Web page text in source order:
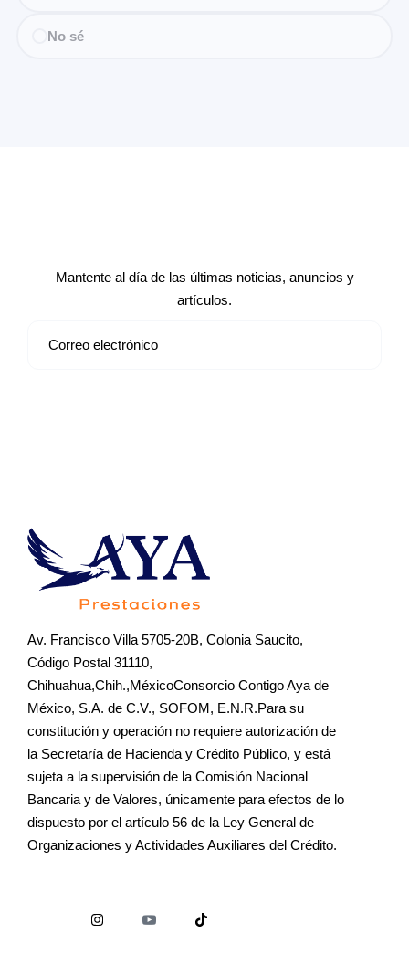
No sé
Mantente al día de las últimas noticias, anuncios y
artículos.
Av. Francisco Villa 5705-20B, Colonia Saucito,
Código Postal 31110,
Chihuahua,Chih.,MéxicoConsorcio Contigo Aya de
México, S.A. de C.V., SOFOM, E.N.R.Para su
constitución y operación no requiere autorización de
la Secretaría de Hacienda y Crédito Público, y está
sujeta a la supervisión de la Comisión Nacional
Bancaria y de Valores, únicamente para efectos de lo
dispuesto por el artículo 56 de la Ley General de
Organizaciones y Actividades Auxiliares del Crédito.